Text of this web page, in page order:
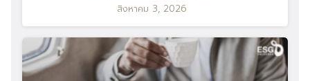
สิงหาคม 3, 2026